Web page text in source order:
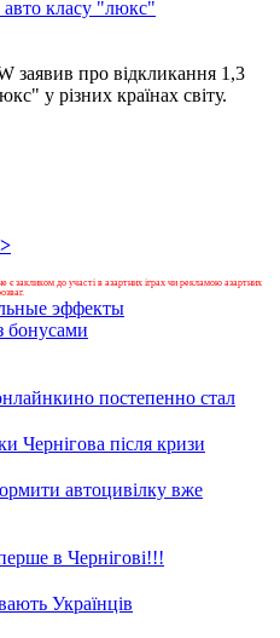
класу "люкс"
заявив про відкликання 1,3
у різних країнах світу.
>
закликом до участі в азартних іграх чи рекламою азартних
бонусами
постепенно стал
Чернігова після кризи
автоцивілку вже
в Чернігові!!!
Українців